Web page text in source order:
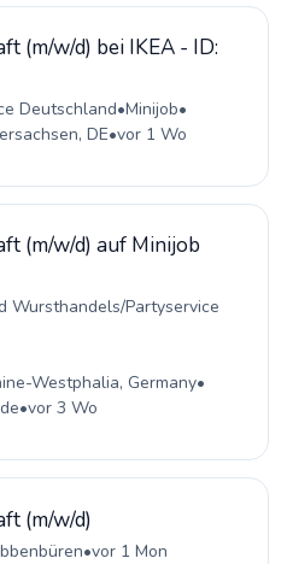
(m/w/d) bei IKEA - ID:
Deutschland•Minijob•
DE•vor 1 Wo
(m/w/d) auf Minijob
Wursthandels/Partyservice
Westphalia, Germany•
•vor 3 Wo
(m/w/d)
•vor 1 Mon